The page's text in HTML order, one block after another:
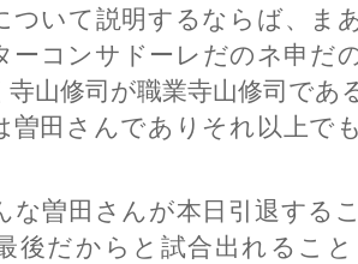
ついて説明するならば、ま
ーコンサドーレだのネ申だ
寺山修司が職業寺山修司であ
曽田さんでありそれ以上で
な曽田さんが本日引退する
後だからと試合出れるこ